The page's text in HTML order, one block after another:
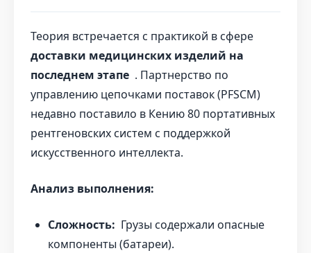
Теория встречается с практикой в ​​сфере
доставки медицинских изделий на
последнем этапе . Партнерство по
управлению цепочками поставок (PFSCM)
недавно поставило в Кению 80 портативных
рентгеновских систем с поддержкой
искусственного интеллекта.
Анализ выполнения:
Сложность: Грузы содержали опасные
компоненты (батареи).